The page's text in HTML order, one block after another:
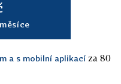
a s mobilní aplikací za 80